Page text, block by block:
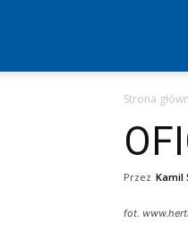
Berlin
–
Strona
Przez Kamil
fot.